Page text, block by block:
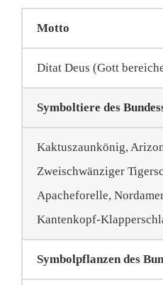
Motto
Ditat Deus (Gott
Symboltiere des
Kaktuszaunkönig,
Zweischwänziger
Apacheforelle,
Kantenkopf-
Symbolpflanzen des